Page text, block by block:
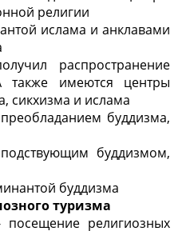
религии
ислама и анклавами
распространение
имеются центры
сикхизма и ислама
буддизма,
буддизмом,
буддизма
туризма
религиозных